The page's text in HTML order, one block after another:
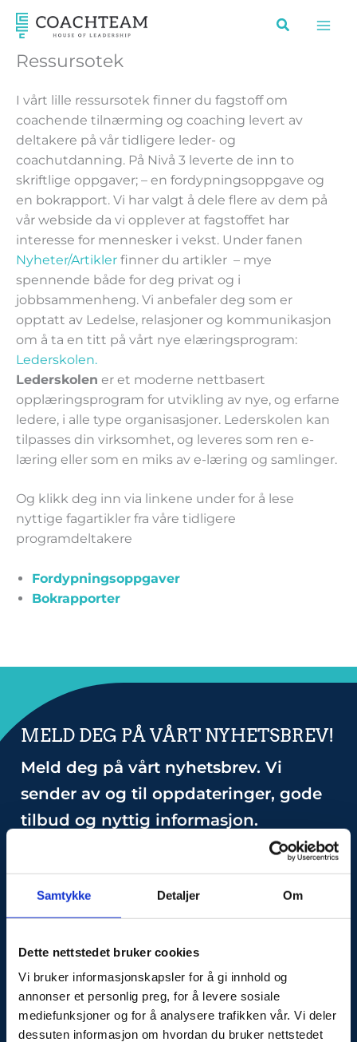
Samtykke Detaljer Om
Dette nettstedet bruker cookies
Vi bruker informasjonskapsler for å gi innhold og
annonser et personlig preg, for å levere sosiale
mediefunksjoner og for å analysere trafikken vår. Vi deler
dessuten informasjon om hvordan du bruker nettstedet
Hopp
rett
innholdet
Ressursotek
I vårt lille ressursotek finner du fagstoff om
coachende tilnærming og coaching levert av
deltakere på vår tidligere leder- og
coachutdanning. På Nivå 3 leverte de inn to
skriftlige oppgaver; – en fordypningsoppgave og
en bokrapport. Vi har valgt å dele flere av dem på
vår webside da vi opplever at fagstoffet har
interesse for mennesker i vekst. Under fanen
Nyheter/Artikler finner du artikler – mye
spennende både for deg privat og i
jobbsammenheng. Vi anbefaler deg som er
opptatt av Ledelse, relasjoner og kommunikasjon
om å ta en titt på vårt nye elæringsprogram:
Lederskolen.
Lederskolen er et moderne nettbasert
opplæringsprogram for utvikling av nye, og erfarne
ledere, i alle type organisasjoner. Lederskolen kan
tilpasses din virksomhet, og leveres som ren e-
læring eller som en miks av e-læring og samlinger.
Og klikk deg inn via linkene under for å lese
nyttige fagartikler fra våre tidligere
programdeltakere
Fordypningsoppgaver
Bokrapporter
MELD DEG PÅ VÅRT NYHETSBREV!
Meld deg på vårt nyhetsbrev. Vi
sender av og til oppdateringer, gode
tilbud og nyttig informasjon.